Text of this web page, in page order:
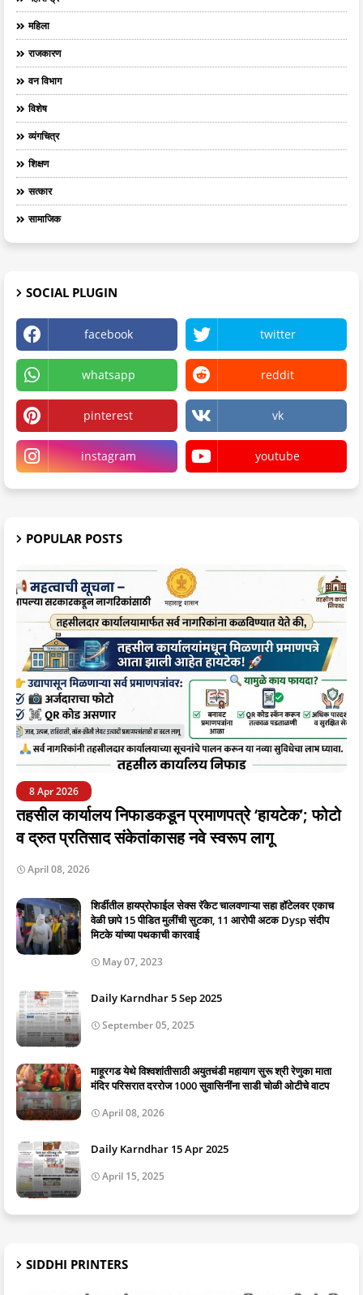
महिला
राजकारण
वन विभाग
विशेष
व्यंगचित्र
शिक्षण
सत्कार
सामाजिक
SOCIAL PLUGIN
facebook twitter
whatsapp reddit
pinterest vk
instagram youtube
POPULAR POSTS
8 Apr 2026
तहसील कार्यालय निफाडकडून प्रमाणपत्रे ‘हायटेक’; फोटो
व द्रुत प्रतिसाद संकेतांकासह नवे स्वरूप लागू
April 08, 2026
शिर्डीतील हायप्रोफाईल सेक्स रॅकेट चालवणाऱ्या सहा हॉटेलवर एकाच
वेळी छापे 15 पीडित मुलींची सुटका, 11 आरोपी अटक Dysp संदीप
मिटके यांच्या पथकाची कारवाई
May 07, 2023
Daily Karndhar 5 Sep 2025
September 05, 2025
माहूरगड येथे विश्वशांतीसाठी अयुतचंडी महायाग सुरू श्री रेणुका माता
मंदिर परिसरात दररोज 1000 सुवासिनींना साडी चोळी ओटीचे वाटप
April 08, 2026
Daily Karndhar 15 Apr 2025
April 15, 2025
SIDDHI PRINTERS